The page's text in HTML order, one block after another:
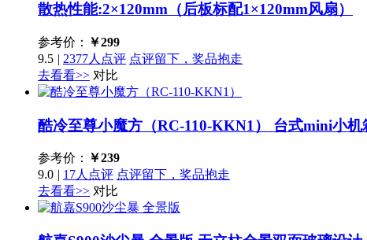
散热性能:2×120mm（后板标配1×120mm风扇）
参考价： ￥299
9.5 | 2377人点评 点评留下，奖品抱走
去看看>> 对比
酷冷至尊小魔方（RC-110-KKN1） 台式mini小机
参考价： ￥239
9.0 | 17人点评 点评留下，奖品抱走
去看看>> 对比